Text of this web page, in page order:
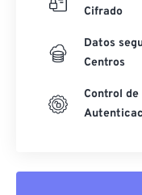
Cifrado
Datos
Centros
Control